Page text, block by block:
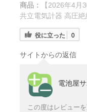
商品：
【2026年4
共立電気計器 高圧
役に立った 0
サイトからの返信
電池屋
この度はレビュー